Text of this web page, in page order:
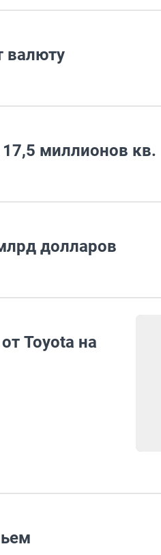
валюту
17,5 миллионов
долларов
Toyota на